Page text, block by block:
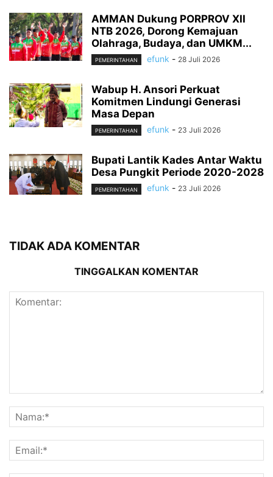
AMMAN Dukung PORPROV XII
NTB 2026, Dorong Kemajuan
Olahraga, Budaya, dan UMKM...
PEMERINTAHAN efunk - 28 Juli 2026
Wabup H. Ansori Perkuat
Komitmen Lindungi Generasi
Masa Depan
PEMERINTAHAN efunk - 23 Juli 2026
Bupati Lantik Kades Antar Waktu
Desa Pungkit Periode 2020-2028
PEMERINTAHAN efunk - 23 Juli 2026
TIDAK ADA KOMENTAR
TINGGALKAN KOMENTAR